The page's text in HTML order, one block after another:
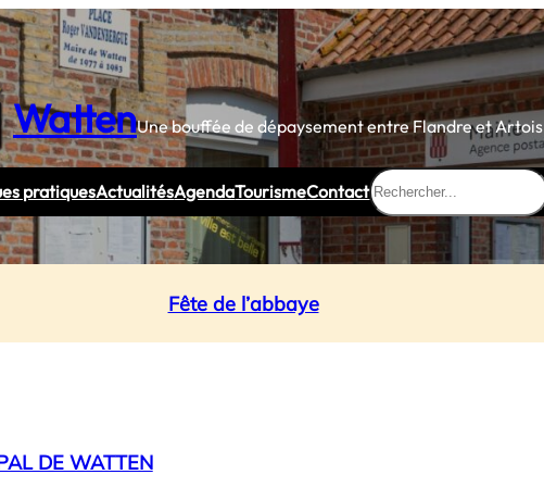
WattenUne bouffée de dépaysement entre Flandre et Artois
pratiquesActualitésAgendaTourismeContact
Rechercher
Fête de l’abbaye
DE WATTEN